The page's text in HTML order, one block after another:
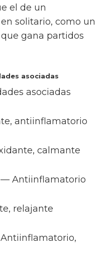
el de un
solitario, como un
gana partidos
asociadas
asociadas
antiinflamatorio
calmante
— Antiinflamatorio
relajante